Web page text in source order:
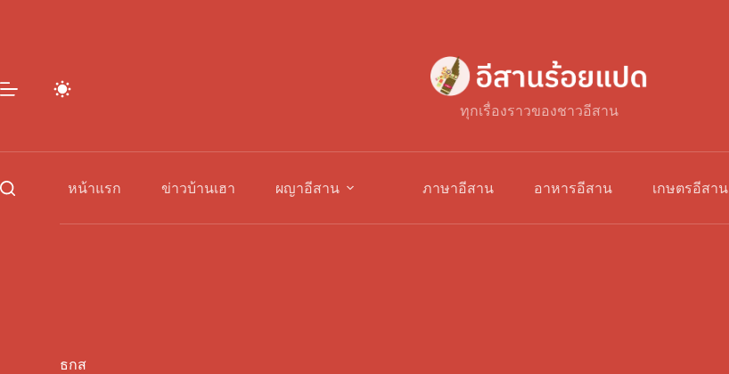
ทุกเรื่องราวของชาวอีสาน
หน้าแรก ข่าวบ้านเฮา ผญาอีสาน ภาษาอีสาน อาหารอีสาน เกษตรอีสาน
ธกส